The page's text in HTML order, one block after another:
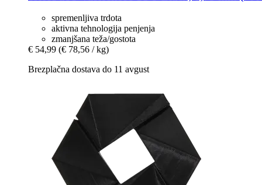
spremenljiva trdota
aktivna tehnologija penjenja
zmanjšana teža/gostota
€ 54,99 (€ 78,56 / kg)
Brezplačna dostava do 11 avgust